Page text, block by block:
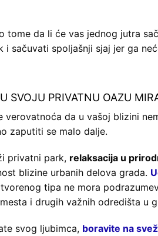
tome da li će vas jednog jutra
sačuvati spoljašnji sjaj jer ga
SVOJU PRIVATNU OAZU
da u vašoj blizini
zaputiti se malo dalje.
privatni park, relaksacija u
blizine urbanih delova grada.
tipa ne mora
i drugih važnih odredišta u
svog ljubimca, boravite na